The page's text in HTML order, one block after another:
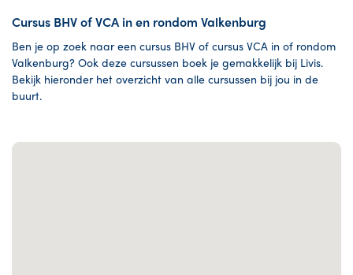
Cursus BHV of VCA in en rondom Valkenburg
Ben je op zoek naar een cursus BHV of cursus VCA in of rondom
Valkenburg? Ook deze cursussen boek je gemakkelijk bij Livis.
Bekijk hieronder het overzicht van alle cursussen bij jou in de
buurt.